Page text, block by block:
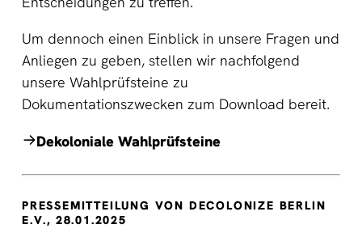
Um dennoch einen Einblick in unsere Fragen und
Anliegen zu geben, stellen wir nachfolgend
unsere Wahlprüfsteine zu
Dokumentationszwecken zum Download bereit.
Dekoloniale Wahlprüfsteine
PRESSEMITTEILUNG VON DECOLONIZE BERLIN
E.V., 28.01.2025